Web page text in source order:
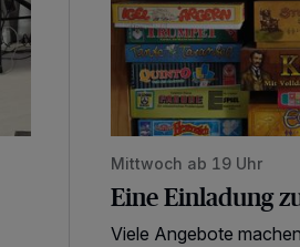
Mittwoch ab 19 Uhr
Eine Einladung
Viele Angebote